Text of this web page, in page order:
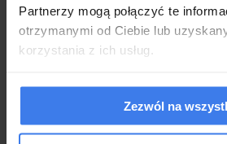
Partnerzy mogą połączyć te
otrzymanymi od Ciebie lub
korzystania z ich usług.
Zezwól na
Fotele muszelki
Industrialne stoliki kawowe